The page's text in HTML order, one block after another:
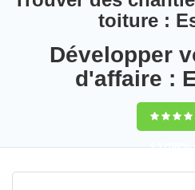
toiture :
Développer
d'affaire :
9,5(100%)
votes